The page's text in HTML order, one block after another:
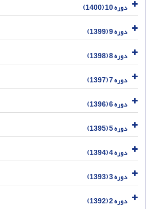
دوره 10 (1400)
دوره 9 (1399)
دوره 8 (1398)
دوره 7 (1397)
دوره 6 (1396)
دوره 5 (1395)
دوره 4 (1394)
دوره 3 (1393)
دوره 2 (1392)